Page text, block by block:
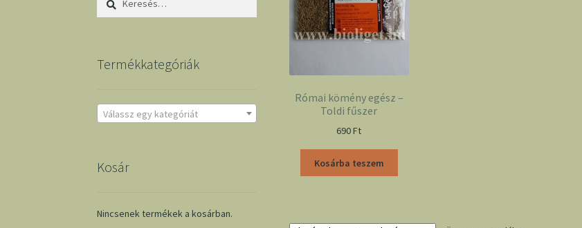
Római kömény egész –
Toldi fűszer
690Ft
Kosárba teszem
Termékkategóriák
Válassz egy kategóriát
Kosár
Nincsenek termékek a kosárban.